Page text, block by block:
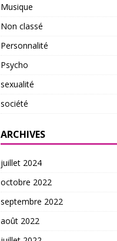
Musique
Non classé
Personnalité
Psycho
sexualité
société
ARCHIVES
juillet 2024
octobre 2022
septembre 2022
août 2022